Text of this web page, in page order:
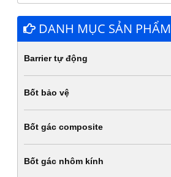
DANH MỤC SẢN PHẨM
Barrier tự động
Bốt bảo vệ
Bốt gác composite
Bốt gác nhôm kính